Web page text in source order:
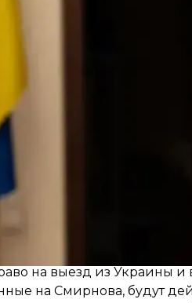
к детективу,
без разрешения детектива,
и суду об
со свидетелями по
орган
на выезд из Украины и
на Смирнова, будут